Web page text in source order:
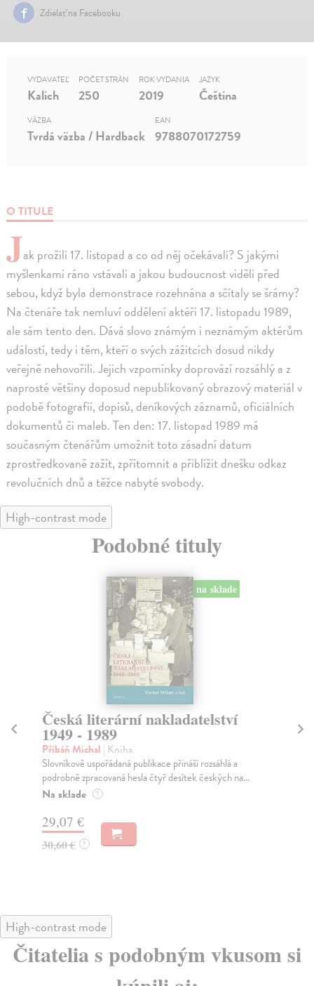
Zdielať na Facebooku
O TITULE
Jak prožili 17. listopad a co od něj očekávali? S jakými
myšlenkami ráno vstávali a jakou budoucnost viděli před
sebou, když byla demonstrace rozehnána a sčítaly se šrámy?
Na čtenáře tak nemluví oddělení aktéři 17. listopadu 1989,
ale sám tento den. Dává slovo známým i neznámým aktérům
událostí, tedy i těm, kteří o svých zážitcích dosud nikdy
veřejně nehovořili. Jejich vzpomínky doprovází rozsáhlý a z
naprosté většiny doposud nepublikovaný obrazový materiál v
podobě fotografií, dopisů, deníkových záznamů, oficiálních
dokumentů či maleb. Ten den: 17. listopad 1989 má
současným čtenářům umožnit toto zásadní datum
zprostředkovaně zažít, zpřítomnit a přiblížit dnešku odkaz
revolučních dnů a těžce nabyté svobody.
VYDAVATEĽ
Kalich
POČET STRÁN
250
ROK VYDANIA
2019
JAZYK
Čeština
VÄZBA
Tvrdá väzba / Hardback
EAN
9788070172759
High-contrast mode
Podobné tituly
na sklade
Česká literární nakladatelství
1949 - 1989
Přibáň Michal | Kniha
Slovníkově uspořádaná publikace přináší rozsáhlá a
podrobně zpracovaná hesla čtyř desítek českých na...
Na sklade ?
29,07 €
30,60 € ?
High-contrast mode
Čitatelia s podobným vkusom si